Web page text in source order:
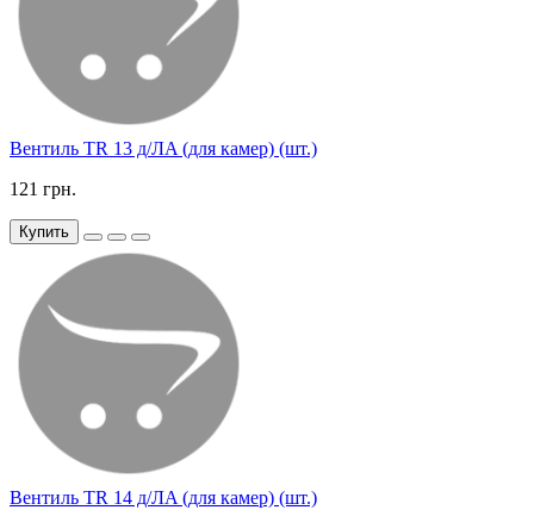
Вентиль TR 13 д/ЛA (для камер) (шт.)
121 грн.
Купить
Вентиль TR 14 д/ЛA (для камер) (шт.)